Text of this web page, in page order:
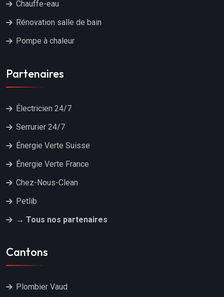
Chauffe-eau
Rénovation salle de bain
Pompe à chaleur
Partenaires
Électricien 24/7
Serrurier 24/7
Énergie Verte Suisse
Énergie Verte France
Chez-Nous-Clean
Petlib
→ Tous nos partenaires
Cantons
Plombier Vaud